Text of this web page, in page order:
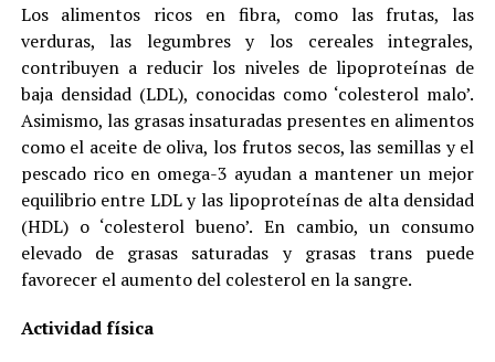
Los alimentos ricos en fibra, como las frutas, las
verduras, las legumbres y los cereales integrales,
contribuyen a reducir los niveles de lipoproteínas de
baja densidad (LDL), conocidas como ‘colesterol malo’.
Asimismo, las grasas insaturadas presentes en alimentos
como el aceite de oliva, los frutos secos, las semillas y el
pescado rico en omega-3 ayudan a mantener un mejor
equilibrio entre LDL y las lipoproteínas de alta densidad
(HDL) o ‘colesterol bueno’. En cambio, un consumo
elevado de grasas saturadas y grasas trans puede
favorecer el aumento del colesterol en la sangre.
Actividad física